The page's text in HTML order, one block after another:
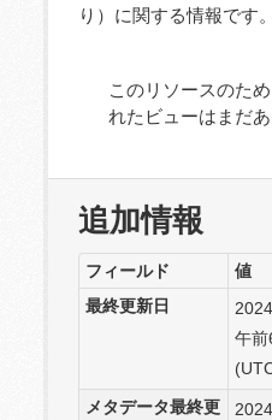
り）に関する情報です。
このリソースのた
れたビューはまだ
追加情報
フィールド
値
最終更新日
午
メタデータ最終更